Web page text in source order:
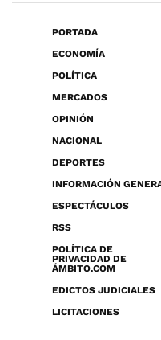
PORTADA
ECONOMÍA
POLÍTICA
MERCADOS
OPINIÓN
NACIONAL
DEPORTES
INFORMACIÓN
ESPECTÁCULOS
RSS
POLÍTICA DE
PRIVACIDAD DE
ÁMBITO.COM
EDICTOS JUDICIALES
LICITACIONES